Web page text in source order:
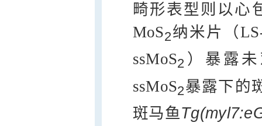
畸形表型则以心
MoS2纳米片（
ssMoS2 ）暴露
ssMoS2暴露下的
斑马鱼